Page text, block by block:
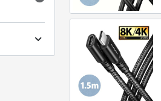
expand_more